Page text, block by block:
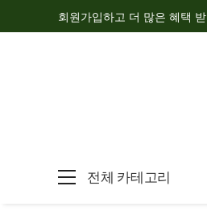
회원가입하고 더 많은 혜택
전체 카테고리